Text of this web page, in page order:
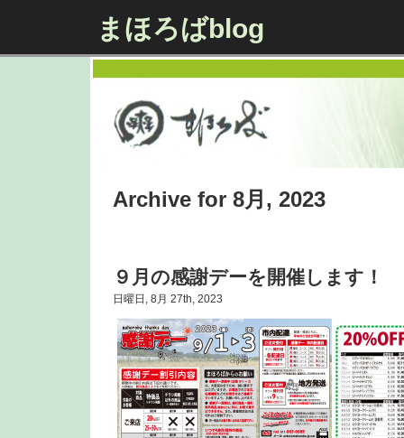
まほろばblog
Archive for 8月, 2023
９月の感謝デーを開催します！
日曜日, 8月 27th, 2023